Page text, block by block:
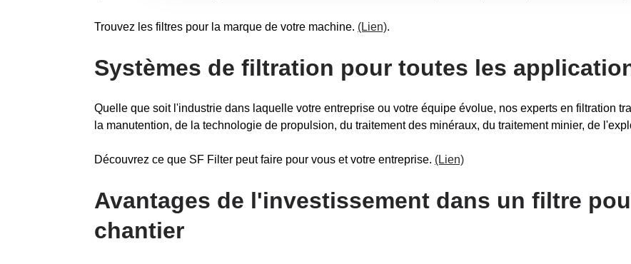
Trouvez les filtres pour la marque de votre machine. (Lien).
Systèmes de filtration pour toutes les
Quelle que soit l'industrie dans laquelle votre entreprise ou votre équipe évolue, nos experts en filtration
la manutention, de la technologie de propulsion, du traitement des minéraux, du traitement minier, de
Découvrez ce que SF Filter peut faire pour vous et votre entreprise. (Lien)
Avantages de l'investissement dans un filtre
chantier